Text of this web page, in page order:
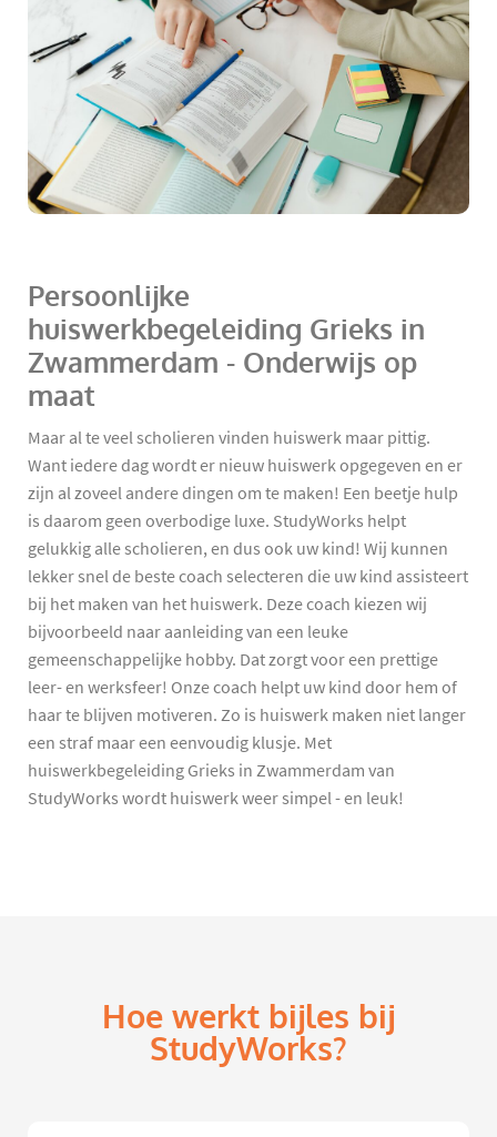
Persoonlijke
huiswerkbegeleiding Grieks in
Zwammerdam - Onderwijs op
maat
Maar al te veel scholieren vinden huiswerk maar pittig.
Want iedere dag wordt er nieuw huiswerk opgegeven en er
zijn al zoveel andere dingen om te maken! Een beetje hulp
is daarom geen overbodige luxe. StudyWorks helpt
gelukkig alle scholieren, en dus ook uw kind! Wij kunnen
lekker snel de beste coach selecteren die uw kind assisteert
bij het maken van het huiswerk. Deze coach kiezen wij
bijvoorbeeld naar aanleiding van een leuke
gemeenschappelijke hobby. Dat zorgt voor een prettige
leer- en werksfeer! Onze coach helpt uw kind door hem of
haar te blijven motiveren. Zo is huiswerk maken niet langer
een straf maar een eenvoudig klusje. Met
huiswerkbegeleiding Grieks in Zwammerdam van
StudyWorks wordt huiswerk weer simpel - en leuk!
Hoe werkt bijles bij
StudyWorks?